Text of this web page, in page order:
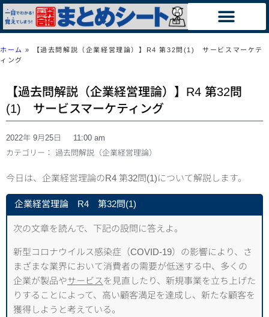
ホーム »
【過去問解説（企業経営理論）】R4 第32問(1) サービスマーケテ
ィング
【過去問解説（企業経営理論）】R4 第32問
(1) サービスマーケティング
2022年 9月25日
11:00 am
カテゴリー： 過去問解説（企業経営理論）
今日は、企業経営理論のR4 第32問(1)について解説します。
企業経営理論 R4 第32問(1)
次の文章を読んで、下記の設問に答えよ。
新型コロナウイルス感染症（COVID-19）の影響により、さ
まざまな業界において消費者の需要が低迷する中、多くの
企業が製品やサービス を見直したり、新規事業を立ち上げた
りすることによって、高い顧客満足を達成し、新たな顧客を
獲得しようと考えている。